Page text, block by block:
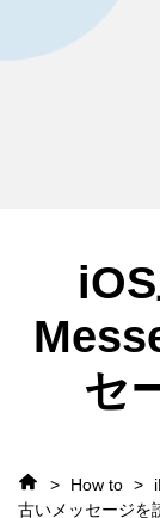
セ
> How to >
古いメッセージを